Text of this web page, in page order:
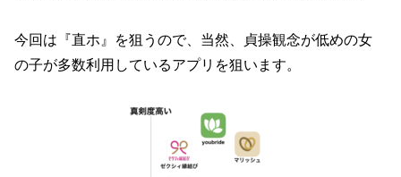
今回は『直ホ』を狙うので、当然、貞操観念が低めの女
の子が多数利用しているアプリを狙います。